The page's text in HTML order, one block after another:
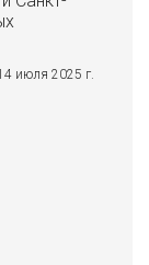
июля 2025 г.